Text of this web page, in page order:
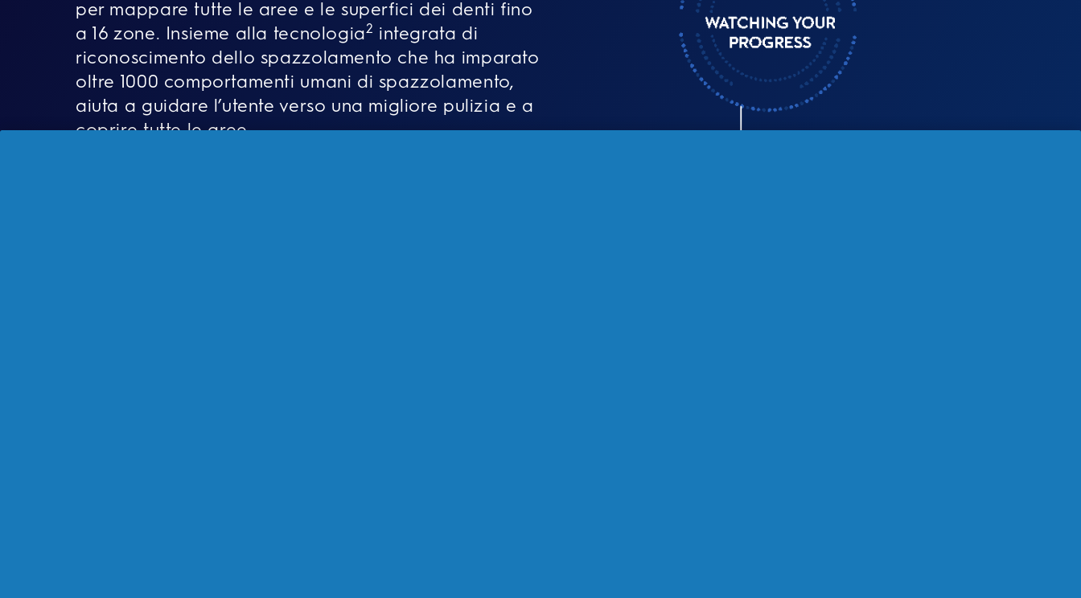
per mappare tutte le aree e le superfici dei denti fino
a 16 zone. Insieme alla tecnologia2 integrata di
riconoscimento dello spazzolamento che ha imparato
oltre 1000 comportamenti umani di spazzolamento,
aiuta a guidare l’utente verso una migliore pulizia e a
coprire tutte le aree.